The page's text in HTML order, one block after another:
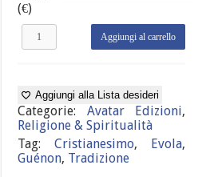
(€)
Julius
Evola,
e
il
Cristianesimo
quantità
Aggiungi al carrello
Aggiungi alla Lista desideri
Categorie: Avatar Edizioni,
Religione & Spiritualità
Tag:Cristianesimo, Evola,
Guénon, Tradizione